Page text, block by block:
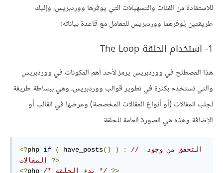
للاستفادة من الفئات والتسهيلات التي يوفرها ووردبريس، وإليك
طريقتين يُوفرهما ووردبريس للتعامل مع قاعدة بياناته:
1- استخدام الحلقة The Loop
هذا المصطلح في ووردبريس يرمز لأحد أهم المكونات في ووردبريس
والتي تستخدم بكثرة في تطوير قوالب ووردبريس، وهي ببساطة طريقة
لجلب المقالات (أو أنواع المقالات المخصصة) وعرضها في القالب أو
الإضافة وهذه هي الصورة العامة للحلقة
<?php if ( have_posts() ) :
// التحقق من وجود
?>
<?php /* بدء الحلقة */ ?>